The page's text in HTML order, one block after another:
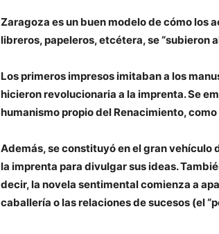
Zaragoza es un buen modelo de cómo los
libreros, papeleros, etcétera, se “subieron
Los primeros impresos imitaban a los
hicieron revolucionaria a la imprenta. Se
humanismo propio del Renacimiento,
Además, se constituyó en el gran vehículo
la imprenta para divulgar sus ideas.
decir, la novela sentimental comienza a
caballería o las relaciones de sucesos (el